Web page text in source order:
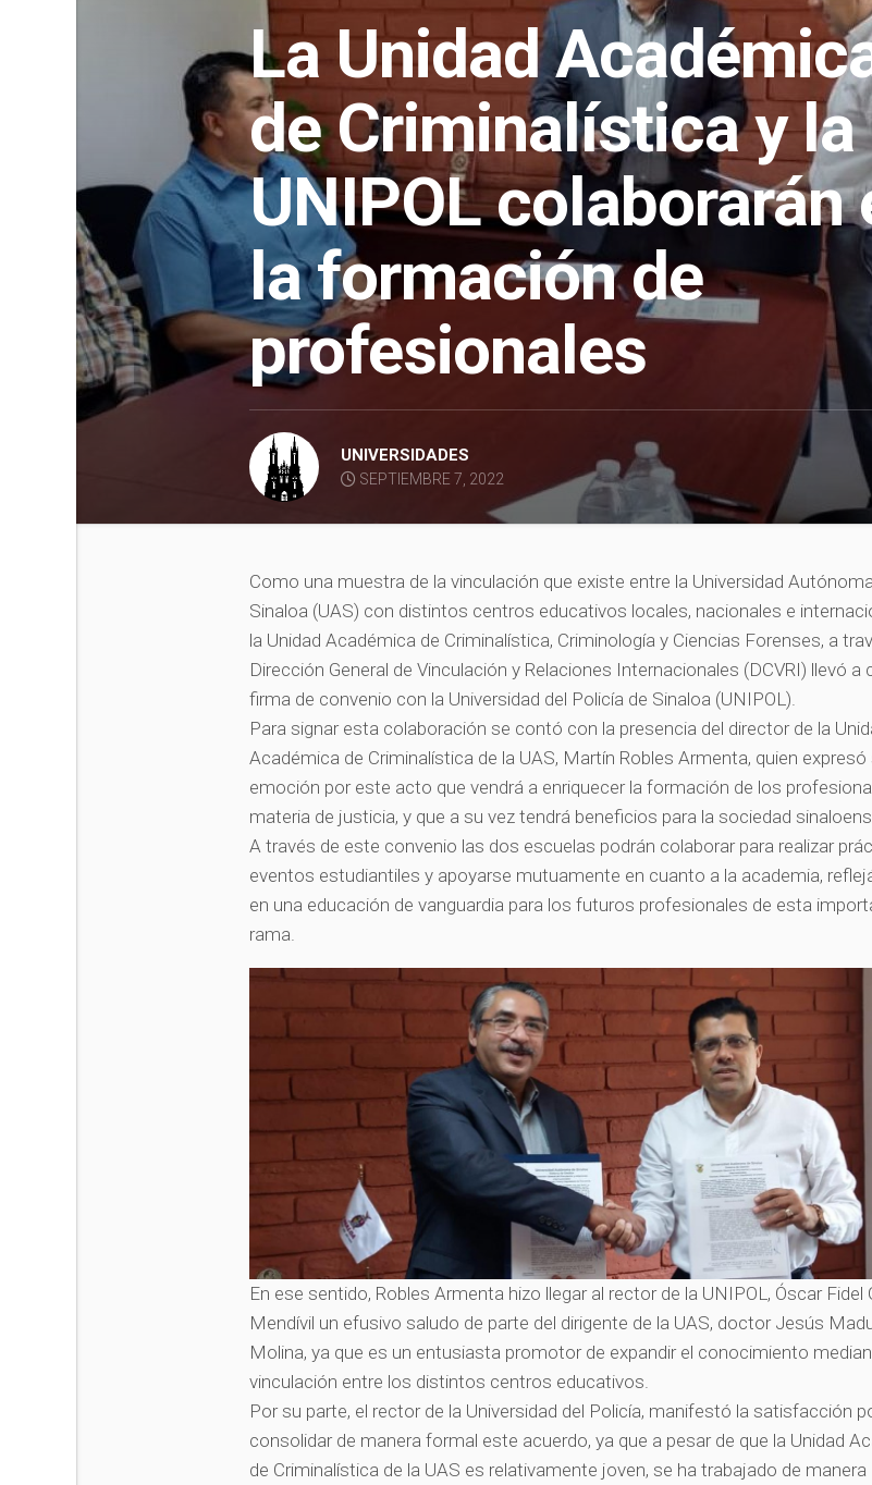
La Unidad
de Criminalística y la
UNIPOL colaborarán
la formación de
profesionales
UNIVERSIDADES
SEPTIEMBRE 7, 2022
Como una muestra de la vinculación que existe entre la Universidad
Sinaloa (UAS) con distintos centros educativos locales, nacionales e
la Unidad Académica de Criminalística, Criminología y Ciencias Forenses, a
Dirección General de Vinculación y Relaciones Internacionales (DCVRI) llevó a
firma de convenio con la Universidad del Policía de Sinaloa (UNIPOL).
Para signar esta colaboración se contó con la presencia del director de la
Académica de Criminalística de la UAS, Martín Robles Armenta, quien expresó
emoción por este acto que vendrá a enriquecer la formación de los
materia de justicia, y que a su vez tendrá beneficios para la sociedad
A través de este convenio las dos escuelas podrán colaborar para realizar
eventos estudiantiles y apoyarse mutuamente en cuanto a la academia,
en una educación de vanguardia para los futuros profesionales de esta
rama.
En ese sentido, Robles Armenta hizo llegar al rector de la UNIPOL, Óscar Fidel
Mendívil un efusivo saludo de parte del dirigente de la UAS, doctor Jesús
Molina, ya que es un entusiasta promotor de expandir el conocimiento
vinculación entre los distintos centros educativos.
Por su parte, el rector de la Universidad del Policía, manifestó la satisfacción
consolidar de manera formal este acuerdo, ya que a pesar de que la Unidad
de Criminalística de la UAS es relativamente joven, se ha trabajado de manera